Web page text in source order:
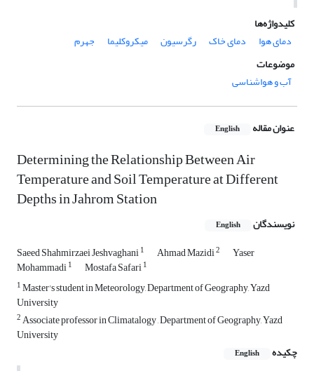
کلیدواژه‌ها
دمای هوا
دمای خاک رگرسیون میکروکلیما
جهرم
موضوعات
آب و هواشناسی
عنوان مقاله English
Determining the Relationship Between Air
Temperature and Soil Temperature at Different
Depths in Jahrom Station
نویسندگان English
Saeed Shahmirzaei Jeshvaghani1 Ahmad Mazidi2 Yaser
Mohammadi1 Mostafa Safari1
1Master's student in Meteorology, Department of Geography, Yazd
University
2Associate professor in Climatalogy , Department of Geography, Yazd
University
چکیده
English